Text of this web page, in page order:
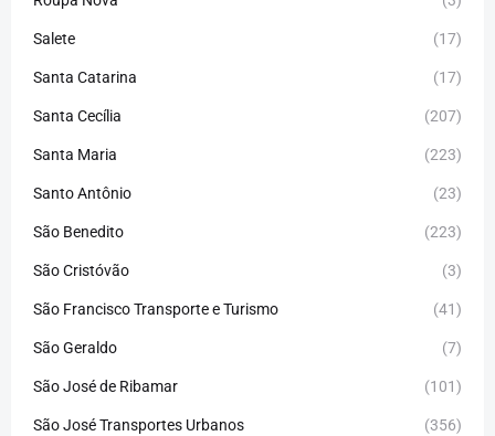
Salete (17)
Santa Catarina (17)
Santa Cecília (207)
Santa Maria (223)
Santo Antônio (23)
São Benedito (223)
São Cristóvão (3)
São Francisco Transporte e Turismo (41)
São Geraldo (7)
São José de Ribamar (101)
São José Transportes Urbanos (356)